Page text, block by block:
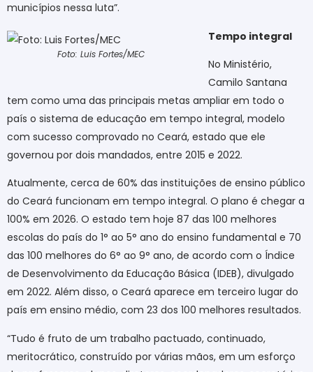
municípios nessa luta”.
Foto: Luis Fortes/MEC
Tempo integral
No Ministério,
Camilo Santana
tem como uma das principais metas ampliar em todo o
país o sistema de educação em tempo integral, modelo
com sucesso comprovado no Ceará, estado que ele
governou por dois mandados, entre 2015 e 2022.
Atualmente, cerca de 60% das instituições de ensino público
do Ceará funcionam em tempo integral. O plano é chegar a
100% em 2026. O estado tem hoje 87 das 100 melhores
escolas do país do 1° ao 5° ano do ensino fundamental e 70
das 100 melhores do 6° ao 9° ano, de acordo com o Índice
de Desenvolvimento da Educação Básica (IDEB), divulgado
em 2022. Além disso, o Ceará aparece em terceiro lugar do
país em ensino médio, com 23 dos 100 melhores resultados.
“Tudo é fruto de um trabalho pactuado, continuado,
meritocrático, construído por várias mãos, em um esforço